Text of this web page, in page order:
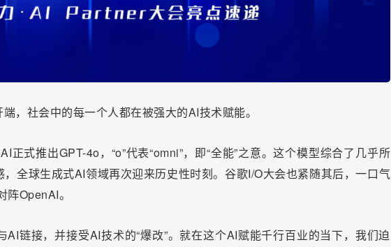
，社会中的每一个人都在被强大的AI技术赋能。
式推出GPT-4o，“o”代表“omni”，即“全能”之意。这个模型综合了几乎所
全球生成式AI领域再次迎来历史性时刻。谷歌I/O大会也紧随其后，一口气
OpenAI。
链接，并接受AI技术的“爆改”。就在这个AI赋能千行百业的当下，我们迫